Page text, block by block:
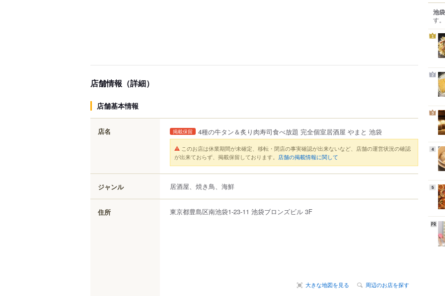
店舗情報（詳細）
店舗基本情報
店名 掲載保留 4種の牛タン＆炙り肉寿司食べ放題 完全個室居酒屋 やまと 池袋
このお店は休業期間が未確定、移転・閉店の事実確認が出来ないなど、店舗の運営状況の確認
が出来ておらず、掲載保留しております。 店舗の掲載情報に関して
ジャンル 居酒屋、焼き鳥、海鮮
住所 東京都豊島区南池袋1-23-11 池袋ブロンズビル 3F
大きな地図を見る 周辺のお店を探す
池
す。
1
2
3
4
5